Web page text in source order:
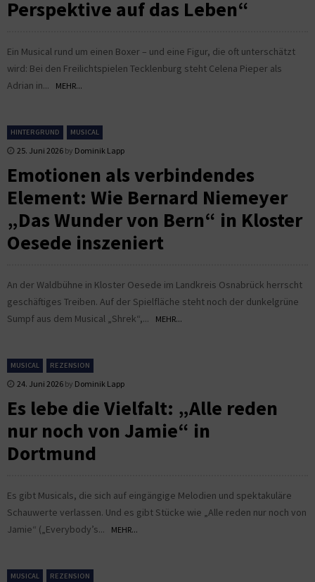
Perspektive auf das Leben“
Ein Musical rund um einen Boxer – und eine Figur, die oft unterschätzt
wird: Bei den Freilichtspielen Tecklenburg steht Celena Pieper als
Adrian in...
MEHR...
HINTERGRUND MUSICAL
25. Juni 2026 by Dominik Lapp
Emotionen als verbindendes
Element: Wie Bernard Niemeyer
„Das Wunder von Bern“ in Kloster
Oesede inszeniert
An der Waldbühne in Kloster Oesede im Landkreis Osnabrück herrscht
geschäftiges Treiben. Auf der Spielfläche steht noch der dunkelgrüne
Sumpf aus dem Musical „Shrek“,...
MEHR...
MUSICAL REZENSION
24. Juni 2026 by Dominik Lapp
Es lebe die Vielfalt: „Alle reden
nur noch von Jamie“ in
Dortmund
Es gibt Musicals, die sich auf eingängige Melodien und spektakuläre
Schauwerte verlassen. Und es gibt Stücke wie „Alle reden nur noch von
Jamie“ („Everybody’s...
MEHR...
MUSICAL REZENSION